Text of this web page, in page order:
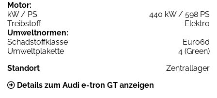
Motor:
kW / PS
440 kW / 598 PS
Treibstoff
Elektro
Umweltnormen:
Schadstoffklasse
Euro6d
Umweltplakette
4 (Green)
Standort
Zentrallager
Details zum Audi e-tron GT anzeigen